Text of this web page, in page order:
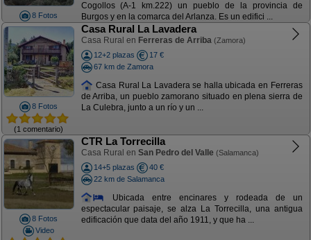
8 Fotos
Cogollos (A-1 km.222) un pueblo de la provincia de
Burgos y en la comarca del Arlanza. Es un edifici ...
8 Fotos
(1 comentario)
Casa Rural La Lavadera
Casa Rural en Ferreras de Arriba (Zamora)
12+2 plazas
17 €
67 km de Zamora
Casa Rural La Lavadera se halla ubicada en Ferreras
de Arriba, un pueblo zamorano situado en plena sierra de
La Culebra, junto a un río y un ...
8 Fotos
Video
CTR La Torrecilla
Casa Rural en San Pedro del Valle (Salamanca)
14+5 plazas
40 €
22 km de Salamanca
Ubicada entre encinares y rodeada de un
espectacular paisaje, se alza La Torrecilla, una antigua
edificación que data del año 1911, y que ha ...